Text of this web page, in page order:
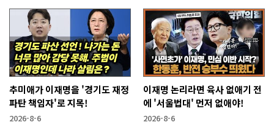
추미애가 이재명을 '경기도 재정
파탄 책임자'로 지목!
2026-8-6
이재명 논리라면 육사 없애기 전
에 '서울법대' 먼저 없애야!
2026-8-6